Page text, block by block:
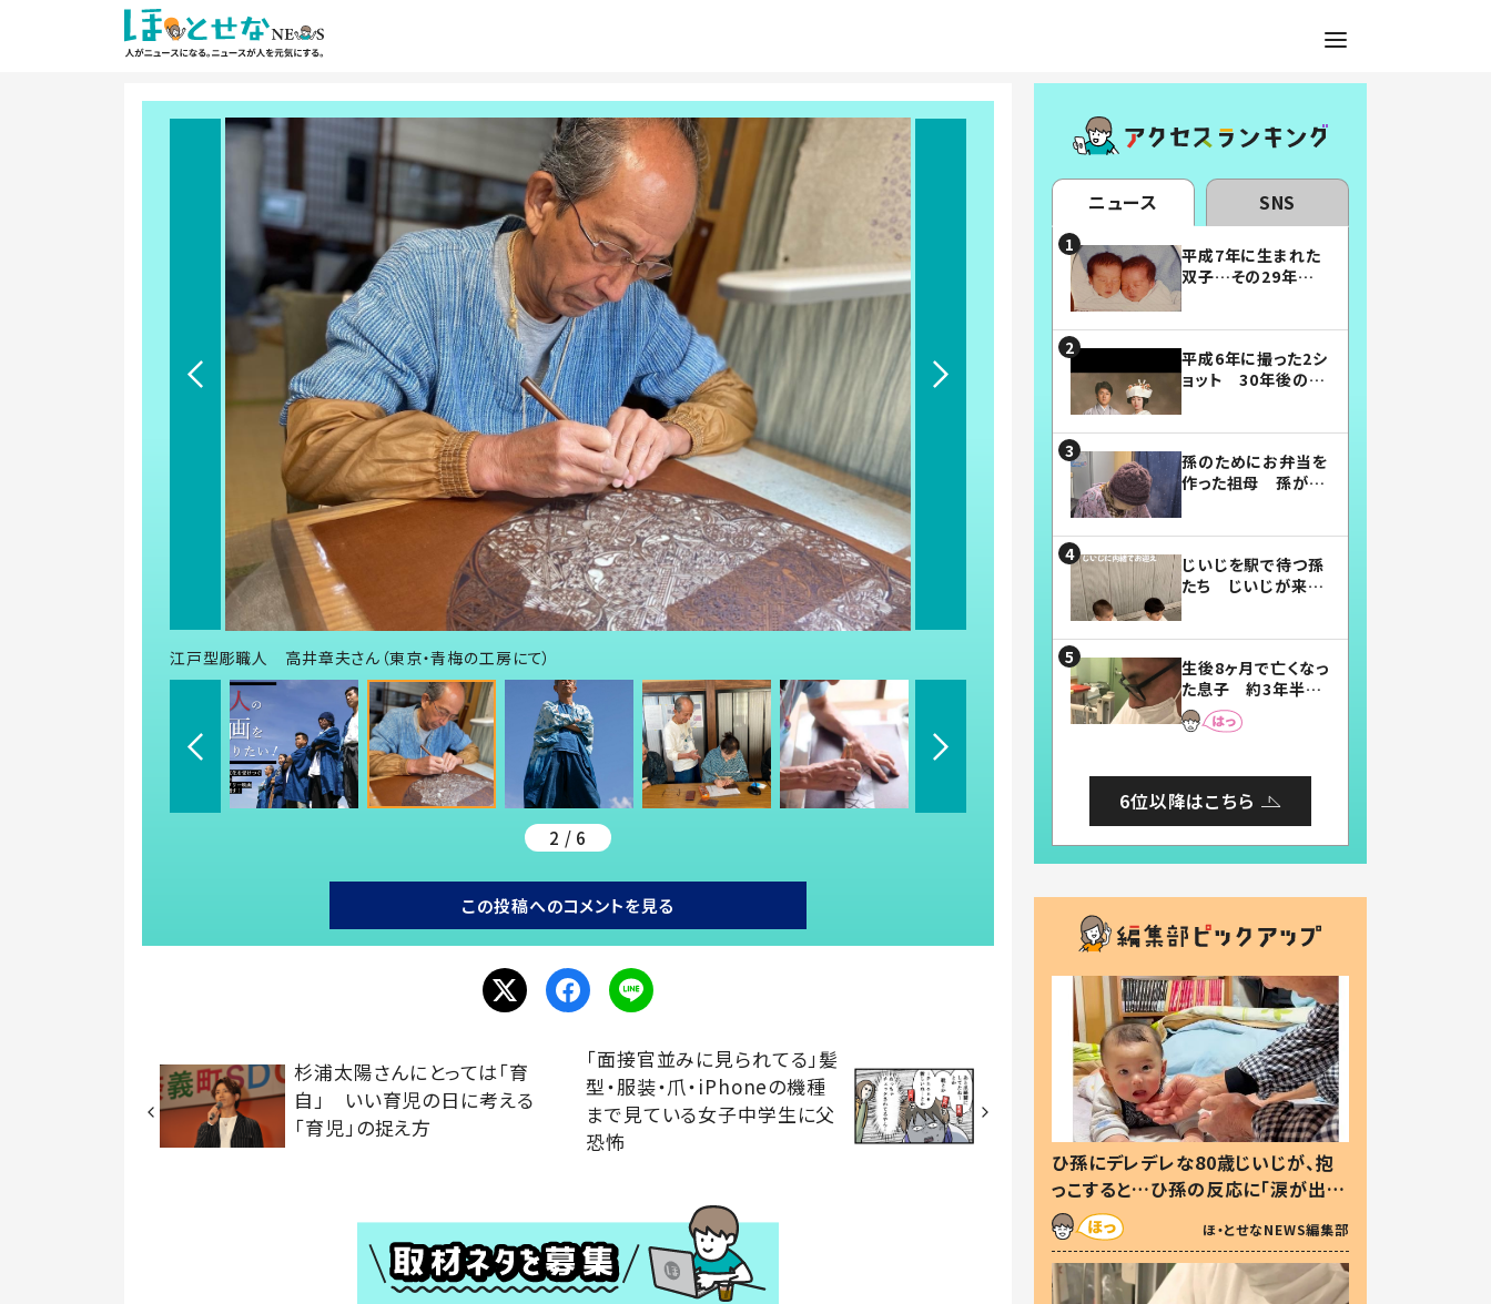
江戸型彫職人 高井章夫さん（東京・青梅の工房にて）
2 / 6
この投稿へのコメントを見る
杉浦太陽さんにとっては「育
自」 いい育児の日に考える
「育児」の捉え方
「面接官並みに見られてる」髪
型・服装・爪・iPhoneの機種
まで見ている女子中学生に父
恐怖
ニュース SNS
平成7年に生まれた
双子…その29年後
平成6年に撮った2シ
ョット 30年後の姿
孫のためにお弁当を
作った祖母 孫が絶
じいじを駅で待つ孫
たち じいじが来た
まらない」「幸せにな
れる」
生後8ヶ月で亡くなっ
た息子 約3年半
後、当時の妻の日記
に書いてあった本音
6位以降はこちら
ひ孫にデレデレな80歳じいじが、抱
っこすると…ひ孫の反応に「涙が出ま
した」「可愛くて仕方ない」
ほ・とせなNEWS編集部